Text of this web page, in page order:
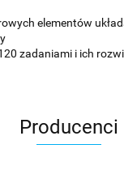
elementów
zadaniami i ich
Producenci